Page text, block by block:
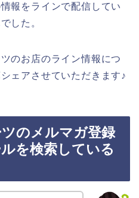
報をラインで配信してい
した。
のお店のライン情報につ
ェアさせていただきます♪
のメルマガ登録
を検索している